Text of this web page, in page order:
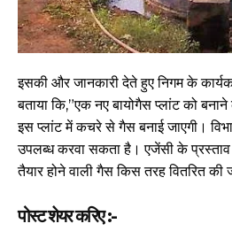
इसकी और जानकारी देते हुए निगम के
बताया कि,”एक नए बायोगैस प्लांट को
इस प्लांट में कचरे से गैस बनाई जाएगी।
उपलब्ध करवा सकता है। एजेंसी के प्रस्ताव
तैयार होने वाली गैस किस तरह वितरित की
पोस्ट शेयर करिए :-